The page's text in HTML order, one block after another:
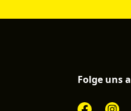
Folge uns